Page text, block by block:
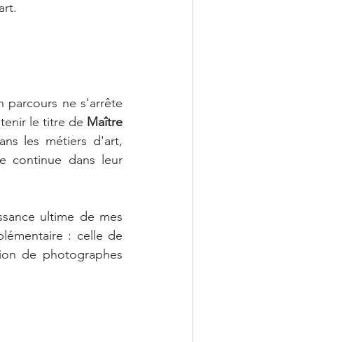
parcours ne s'arrête
le titre de Maître
les métiers d'art,
continue dans leur
ultime de mes
: celle de
de photographes